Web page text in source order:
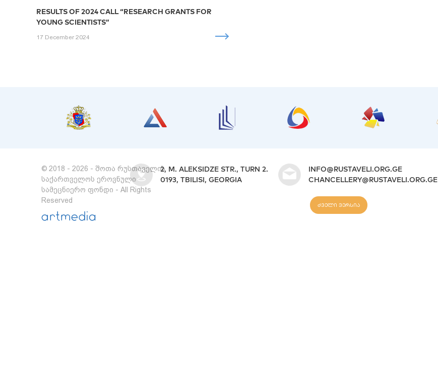
RESULTS OF 2024 CALL “RESEARCH GRANTS FOR
YOUNG SCIENTISTS”
17 December 2024
© 2018 - 2026 - შოთა რუსთაველის
საქართველოს ეროვნული
სამეცნიერო ფონდი - All Rights
Reserved
2, M. ALEKSIDZE STR., TURN 2.
0193, TBILISI, GEORGIA
INFO@RUSTAVELI.ORG.GE
CHANCELLERY@RUSTAVELI.ORG.GE
ძველი ვერსია